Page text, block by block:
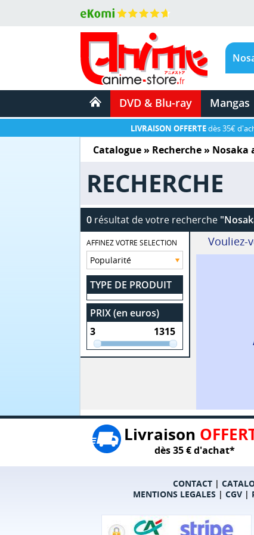
DVD & Blu-ray Mangas
LIVRAISON OFFERTEdès 35€
Catalogue» Recherche » Nosaka
RECHERCHE
0résultat de votre recherche
AFFINEZ VOTRE SELECTION
TYPE DE PRODUIT
PRIX (en euros)
Vouliez-
Livraison
dès 35 € d'achat*
CONTACT|
MENTIONS LEGALES | CGV|